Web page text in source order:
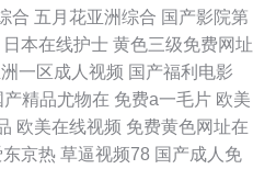
碰自拍97 欧美高清在线视频 91人妻
人 91久福利视频 日本阿v中文字幕 欧
本超碰东京热 国产91h片在线看 亚洲
合 五月花亚洲综合 国产影院第
日本在线护士 黄色三级免费网址
一区成人视频 国产福利电影
产精品尤物在 免费a一毛片 欧美
欧美在线视频 免费黄色网址在
京热 草逼视频78 国产成人免